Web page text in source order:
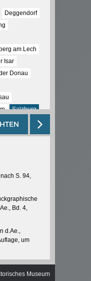
Deggendorf
am Lech
Isar
Donau
Salzburg
S. 94,
Bd. 4,
d.Ae.,
um
17/19.1
Museum